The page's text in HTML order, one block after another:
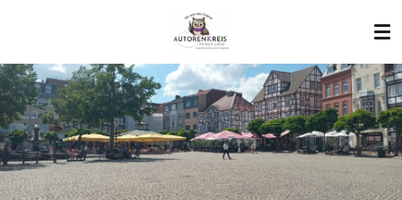
springen